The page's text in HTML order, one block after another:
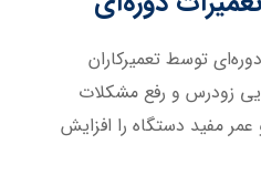
توسط تعمیرکاران
زودرس و رفع مشکلات
مفید دستگاه را افزایش